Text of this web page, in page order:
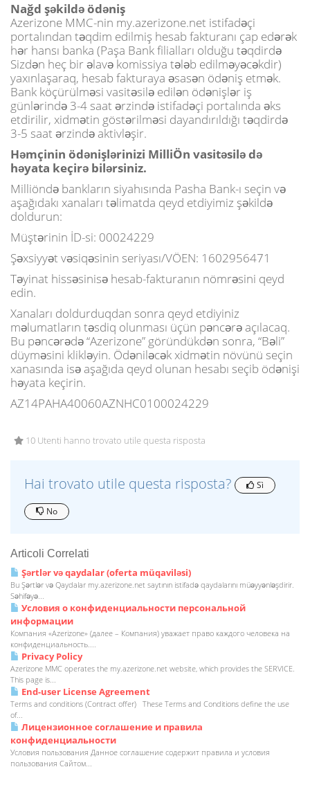
Nağd şəkildə ödəniş
Azerizone MMC-nin my.azerizone.net istifadəçi
portalından təqdim edilmiş hesab fakturanı çap edərək
hər hansı banka (Paşa Bank filialları olduğu təqdirdə
Sizdən heç bir əlavə komissiya tələb edilməyəcəkdir)
yaxınlaşaraq, hesab fakturaya əsasən ödəniş etmək.
Bank köçürülməsi vasitəsilə edilən ödənişlər iş
günlərində 3-4 saat ərzində istifadəçi portalında əks
etdirilir, xidmətin göstərilməsi dayandırıldığı təqdirdə
3-5 saat ərzində aktivləşir.
Həmçinin ödənişlərinizi MilliÖn vasitəsilə də
həyata keçirə bilərsiniz.
Milliöndə bankların siyahısında Pasha Bank-ı seçin və
aşağıdakı xanaları təlimatda qeyd etdiyimiz şəkildə
doldurun:
Müştərinin İD-si: 00024229
Şəxsiyyət vəsiqəsinin seriyası/VÖEN: 1602956471
Təyinat hissəsinisə hesab-fakturanın nömrəsini qeyd
edin.
Xanaları doldurduqdan sonra qeyd etdiyiniz
məlumatların təsdiq olunması üçün pəncərə açılacaq.
Bu pəncərədə “Azerizone” göründükdən sonra, “Bəli”
düyməsini klikləyin. Ödəniləcək xidmətin növünü seçin
xanasında isə aşağıda qeyd olunan hesabı seçib ödənişi
həyata keçirin.
AZ14PAHA40060AZNHC0100024229
10 Utenti hanno trovato utile questa risposta
Hai trovato utile questa risposta? Sì
No
Articoli Correlati
Şərtlər və qaydalar (oferta müqaviləsi)
Bu Şərtlər və Qaydalar my.azerizone.net saytının istifadə qaydalarını müəyyənləşdirir.
Səhifəyə...
Условия о конфиденциальности персональной
информации
Компания «Azerizone» (далее – Компания) уважает право каждого человека на
конфиденциальность....
Privacy Policy
Azerizone MMC operates the my.azerizone.net website, which provides the SERVICE.
This page is...
End-user License Agreement
Terms and conditions (Contract offer) These Terms and Conditions define the use
of...
Лицензионное соглашение и правила
конфиденциальности
Условия пользования Данное соглашение содержит правила и условия
пользования Сайтом...